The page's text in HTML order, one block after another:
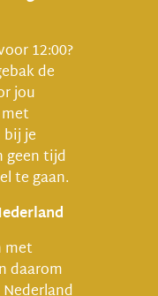
12:00?
de
jou
je
geen tijd
te gaan.
met
daarom